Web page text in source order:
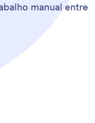
manual entre